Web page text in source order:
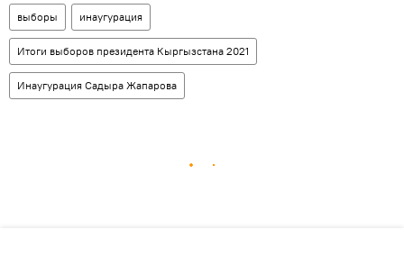
выборы инаугурация
Итоги выборов президента Кыргызстана 2021
Инаугурация Садыра Жапарова